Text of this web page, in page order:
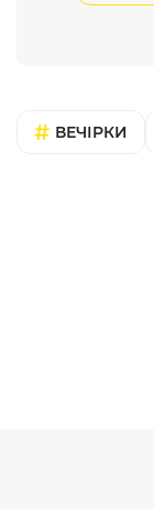
ВЕЧІРКИ